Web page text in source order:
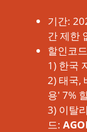
기간:
간 제한
할인코
1) 한국
2) 태국,
용' 7%
3) 이탈
드: